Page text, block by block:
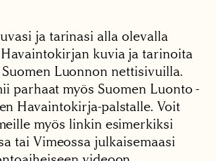
ja tarinasi alla olevalla
kuvia ja tarinoita
Luonnon nettisivuilla.
parhaat myös Suomen Luonto -
Havaintokirja-palstalle. Voit
myös linkin esimerkiksi
tai Vimeossa julkaisemaasi